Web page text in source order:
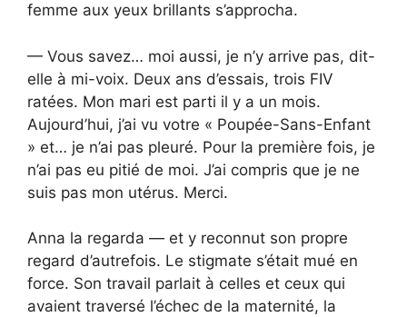
femme aux yeux brillants s’approcha.
— Vous savez… moi aussi, je n’y arrive pas, dit-
elle à mi-voix. Deux ans d’essais, trois FIV
ratées. Mon mari est parti il y a un mois.
Aujourd’hui, j’ai vu votre « Poupée-Sans-Enfant
» et… je n’ai pas pleuré. Pour la première fois, je
n’ai pas eu pitié de moi. J’ai compris que je ne
suis pas mon utérus. Merci.
Anna la regarda — et y reconnut son propre
regard d’autrefois. Le stigmate s’était mué en
force. Son travail parlait à celles et ceux qui
avaient traversé l’échec de la maternité, la